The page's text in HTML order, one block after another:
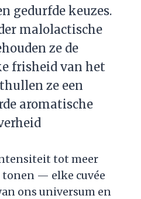
gedurfde keuzes.
malolactische
ze de
frisheid van het
ze een
aromatische
tot meer
— elke cuvée
ons universum en